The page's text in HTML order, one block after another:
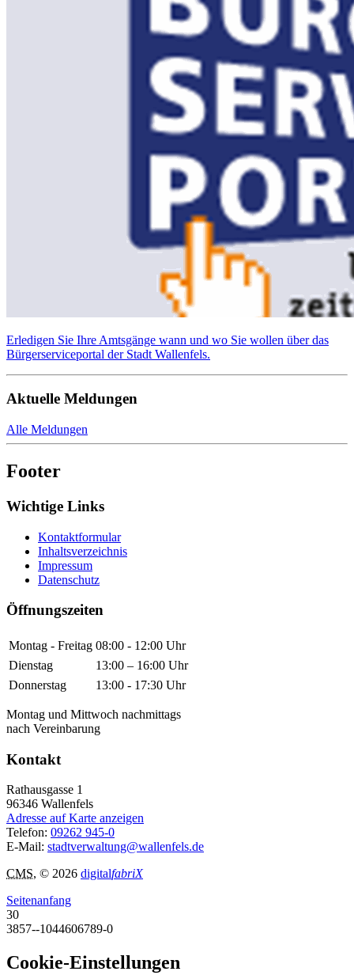
Erledigen Sie Ihre Amtsgänge wann und wo Sie wollen über das
Bürgerserviceportal der Stadt Wallenfels.
Aktuelle Meldungen
Alle Meldungen
Footer
Wichtige Links
Kontaktformular
Inhaltsverzeichnis
Impressum
Datenschutz
Öffnungszeiten
Montag - Freitag 08:00 - 12:00 Uhr
Dienstag
13:00 – 16:00 Uhr
Donnerstag
13:00 - 17:30 Uhr
Montag und Mittwoch nachmittags
nach Vereinbarung
Kontakt
Rathausgasse 1
96346 Wallenfels
Adresse auf Karte anzeigen
Telefon: 09262 945-0
E-Mail: stadtverwaltung@wallenfels.de
CMS, © 2026 digitalfabriX
Seitenanfang
30
3857--1044606789-0
Cookie-Einstellungen